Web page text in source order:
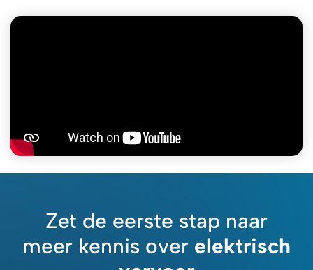
Zet de eerste stap naar
meer kennis over elektrisch